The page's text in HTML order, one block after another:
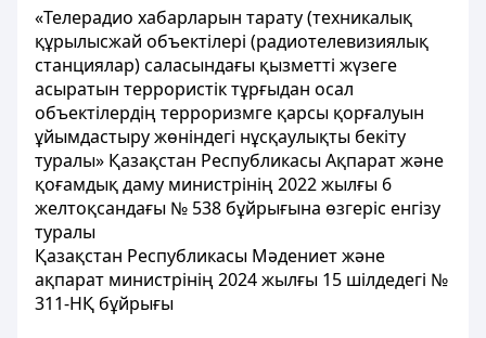
«Телерадио хабарларын тарату (техникалық
құрылысжай объектілері (радиотелевизиялық
станциялар) саласындағы қызметті жүзеге
асыратын террористік тұрғыдан осал
объектілердің терроризмге қарсы қорғалуын
ұйымдастыру жөніндегі нұсқаулықты бекіту
туралы» Қазақстан Республикасы Ақпарат және
қоғамдық даму министрінің 2022 жылғы 6
желтоқсандағы № 538 бұйрығына өзгеріс енгізу
туралы
Қазақстан Республикасы Мәдениет және
ақпарат министрінің 2024 жылғы 15 шілдедегі №
311-НҚ бұйрығы